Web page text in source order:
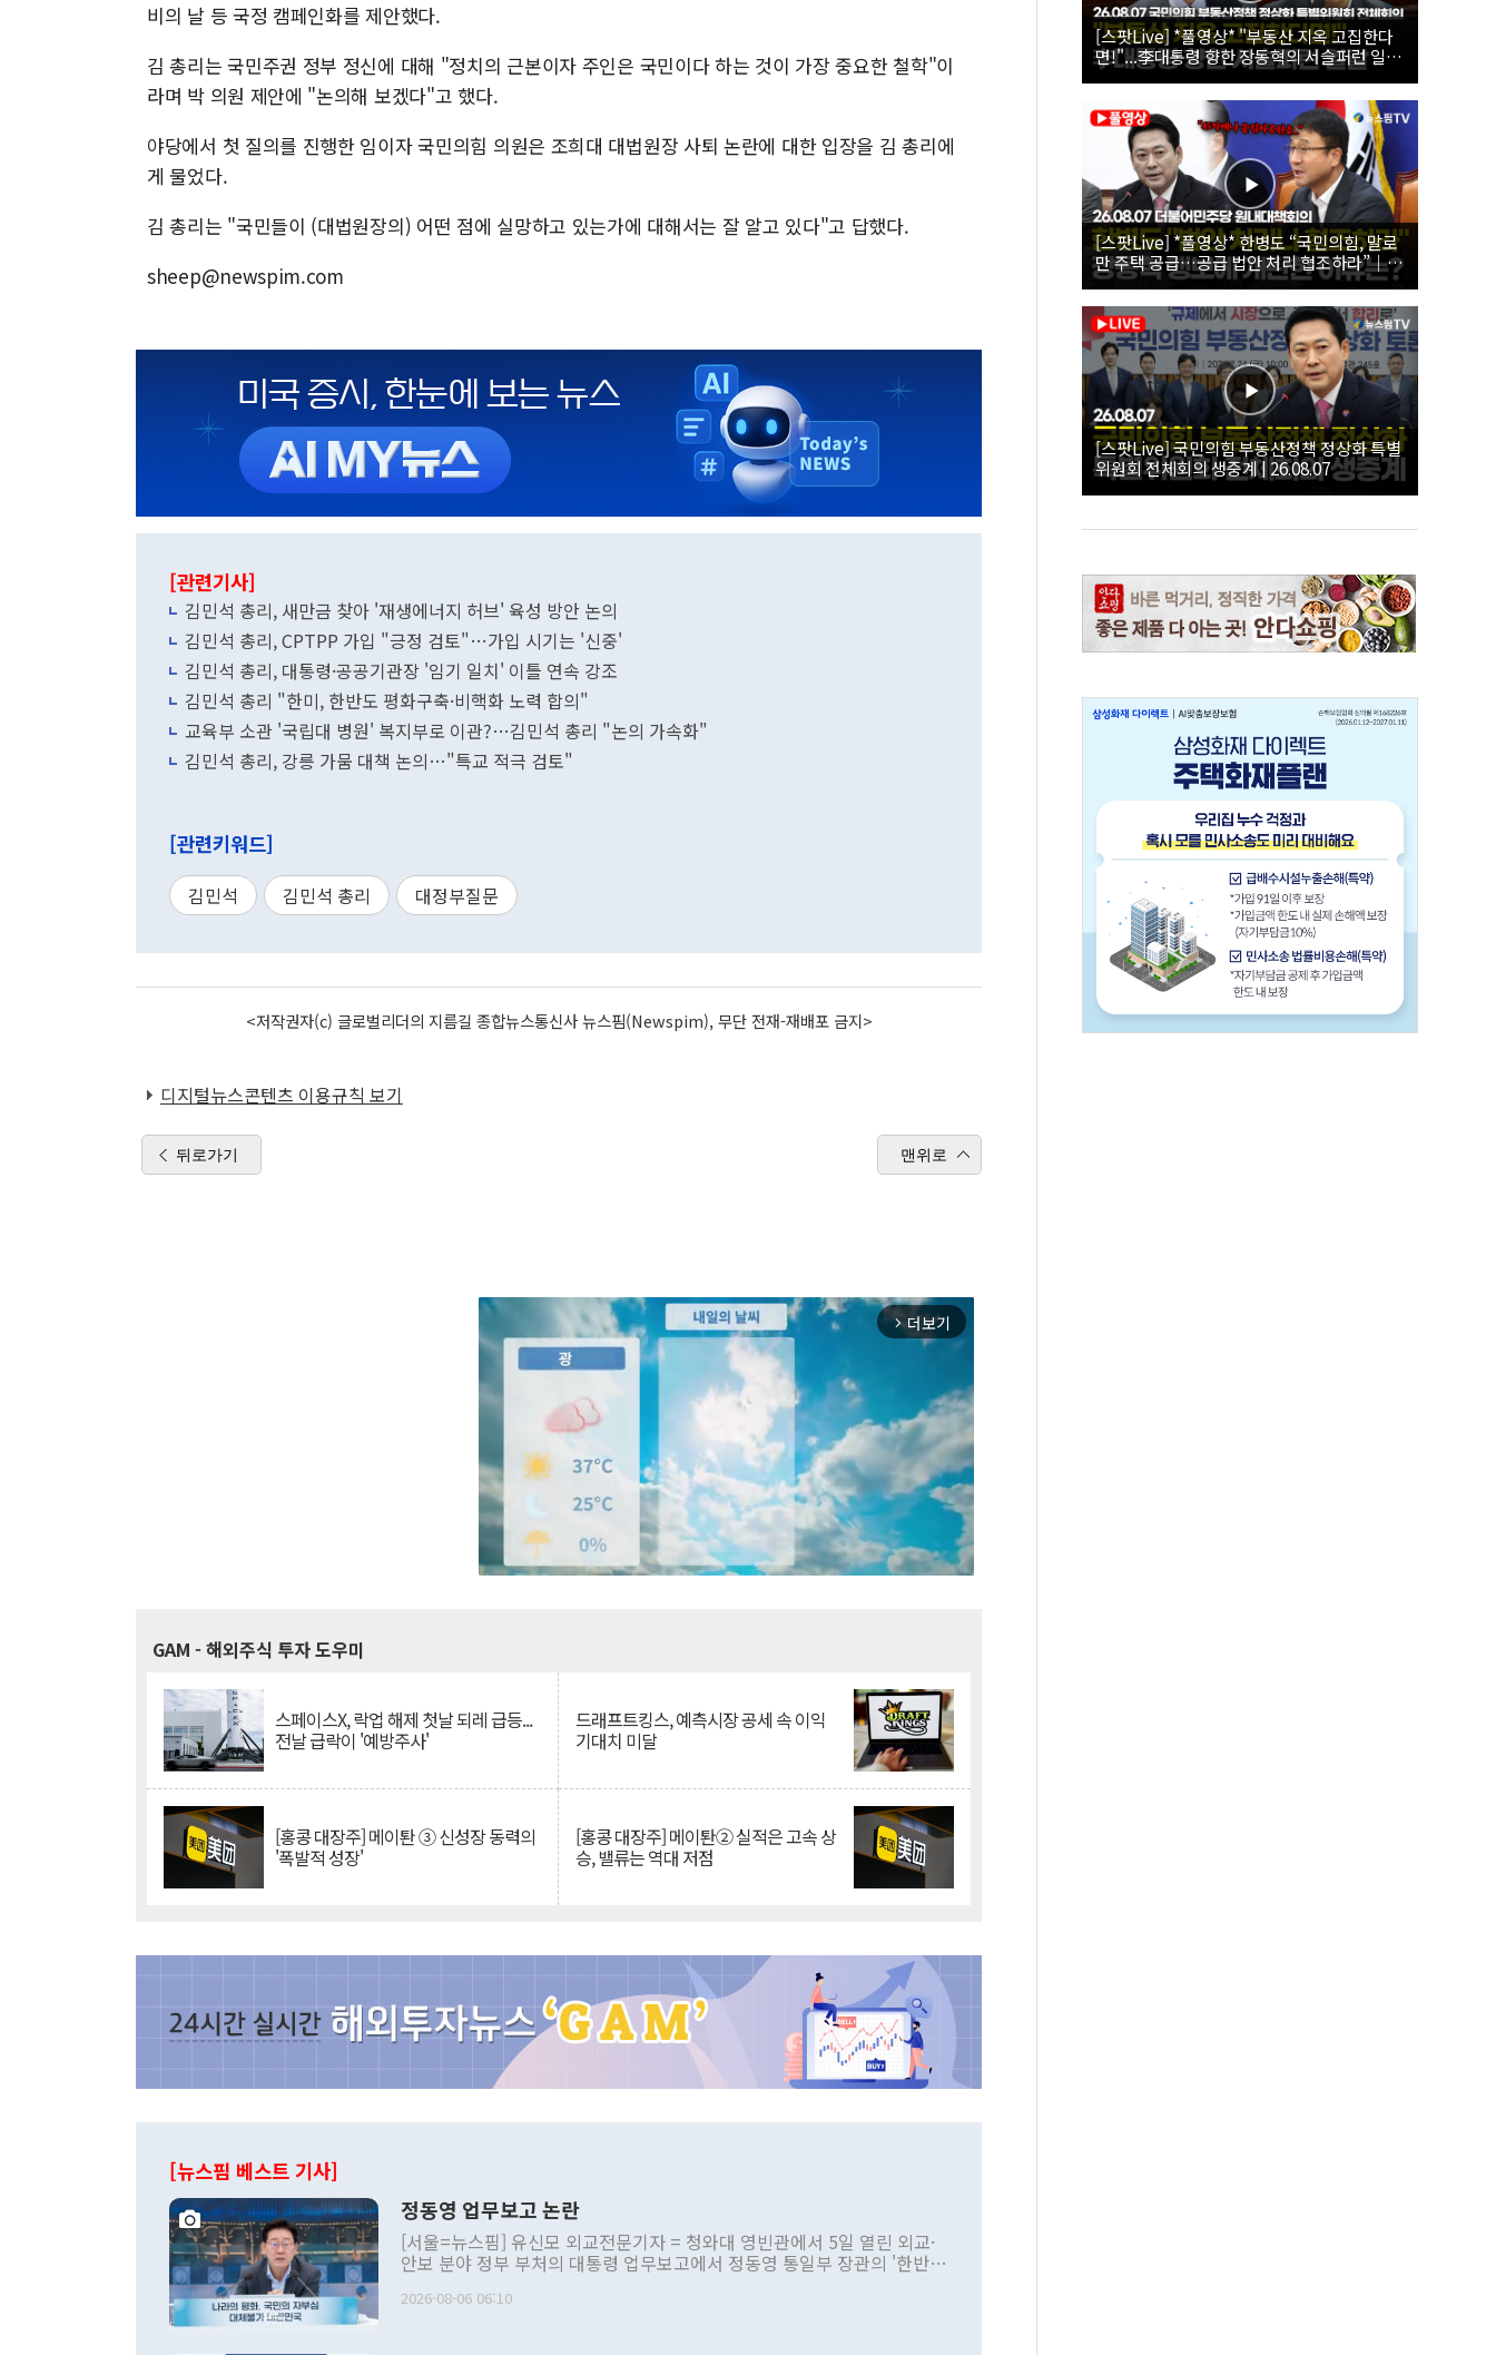
비의 날 등 국정 캠페인화를 제안했다.
김 총리는 국민주권 정부 정신에 대해 "정치의 근본이자 주인은 국민이다 하는 것이 가장 중요한 철학"이
라며 박 의원 제안에 "논의해 보겠다"고 했다.
야당에서 첫 질의를 진행한 임이자 국민의힘 의원은 조희대 대법원장 사퇴 논란에 대한 입장을 김 총리에
게 물었다.
김 총리는 "국민들이 (대법원장의) 어떤 점에 실망하고 있는가에 대해서는 잘 알고 있다"고 답했다.
sheep@newspim.com
[관련기사]
김민석 총리, 새만금 찾아 '재생에너지 허브' 육성 방안 논의
김민석 총리, CPTPP 가입 "긍정 검토"…가입 시기는 '신중'
김민석 총리, 대통령·공공기관장 '임기 일치' 이틀 연속 강조
김민석 총리 "한미, 한반도 평화구축·비핵화 노력 합의"
교육부 소관 '국립대 병원' 복지부로 이관?…김민석 총리 "논의 가속화"
김민석 총리, 강릉 가뭄 대책 논의…"특교 적극 검토"
[관련키워드]
김민석 김민석 총리 대정부질문
<저작권자(c) 글로벌리더의 지름길 종합뉴스통신사 뉴스핌(Newspim), 무단 전재-재배포 금지>
디지털뉴스콘텐츠 이용규칙 보기
뒤로가기 맨위로
arrow_forward_ios 더보기
GAM - 해외주식 투자 도우미
스페이스X, 락업 해제 첫날 되레 급등...
전날 급락이 '예방주사'
드래프트킹스, 예측시장 공세 속 이익
기대치 미달
[홍콩 대장주] 메이퇀 ③ 신성장 동력의
'폭발적 성장'
[홍콩 대장주] 메이퇀② 실적은 고속 상
승, 밸류는 역대 저점
[뉴스핌 베스트 기사]
정동영 업무보고 논란
[서울=뉴스핌] 유신모 외교전문기자 = 청와대 영빈관에서 5일 열린 외교·
안보 분야 정부 부처의 대통령 업무보고에서 정동영 통일부 장관의 '한반도
발언 중에는 정부 내 조율을 거치지 않은 사안을 정책으로 추진하겠다고 공
2026-08-06 06:10
[스팟Live] *풀영상* "부동산 지옥 고집한다
면!"...李대통령 향한 장동혁의 서슬퍼런 일갈
| 26.08.07 국민의힘 부동산정책 정상화 특별
위원회 전체회의
[스팟Live] *풀영상* 한병도 “국민의힘, 말로
만 주택 공급…공급 법안 처리 협조하라”｜
26.08.07 더불어민주당 원내대책회의
[스팟Live] 국민의힘 부동산정책 정상화 특별
위원회 전체회의 생중계 | 26.08.07